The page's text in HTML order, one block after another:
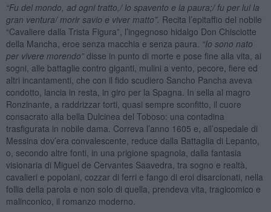
“Fu del mondo, ad ogni tratto,/ lo spavento e la paura;/ fu per lui la
gran ventura/ morir savio e viver matto”. Recita l’epitaffio del nobile
“Cavaliere dalla Trista Figura”, l’ingegnoso hidalgo Don Chisciotte
della Mancha, eroe senza macchia e senza paura. “Io sono nato
per vivere morendo”disse in punto di morte e pose fine alla vita, ai
sogni, alle battaglie contro giganti, mulini a vento, pecore, fiere ed
altri incantamenti, che con il fido scudiero Sancho Pancha aveva
condotto, lancia in resta, in giro per la Spagna. In sella al magro
Ronzinante, a raddrizzar torti, quasi sempre sconfitto, il cuore
consacrato alla bella Dulcinea del Toboso: una contadina
trasfigurata in nobile dama. Correva l’anno 1605 e, all’ospedale di
Messina dov’era convalescente, reduce dalla Battaglia di Lepanto,
o, secondo altre fonti, in una prigione spagnola, dalla fantasia
visionaria di Miguel de Cervantes Saavedra, tra sogno e realtà,
cavalieri e popolani, cozzar di ferri e fango di eroi disarcionati, nella
follia della parola e non solo di quella, prendeva vita, tragicomico e
malinconico, il romanzo moderno.